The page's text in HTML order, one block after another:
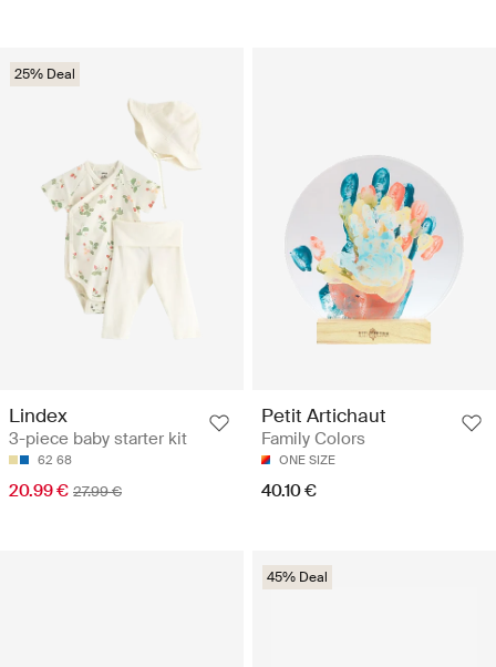
25% Deal
Lindex
3-piece baby starter kit
62 68
20.99 € 27.99 €
Petit Artichaut
Family Colors
ONE SIZE
40.10 €
45% Deal